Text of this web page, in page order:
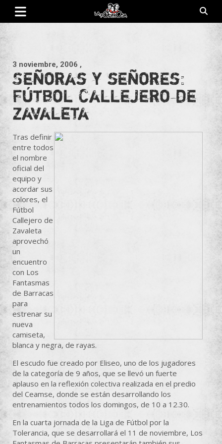
Saltar
contenido
3 noviembre, 2006 ,
Señoras y señores:
Fútbol Callejero de
Zavaleta
Tras definir
entre todos
el nombre
oficial del
equipo y
acordar sus
colores, el
Fútbol
Callejero de
Zavaleta
aprovechó
un
encuentro
con Los
Fantasmas
de Barracas
para
estrenar su
nueva
camiseta,
blanca y negra, de rayas.
El escudo fue creado por Eliseo, uno de los jugadores
de la categoría de 9 años, que se llevó un fuerte
aplauso en la reflexión colectiva realizada en el predio
del Ceamse, donde se están desarrollando los
entrenamientos todos los domingos, de 10 a 12.30.
En la cuarta jornada de la Liga de Fútbol por la
Tolerancia, que se desarrollará el 11 de noviembre, Los